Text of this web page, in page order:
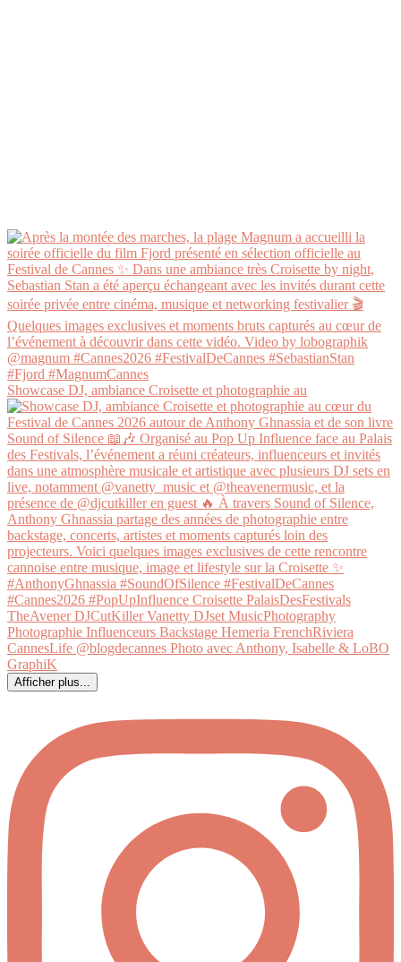
Showcase DJ, ambiance Croisette et photographie au
Afficher plus...